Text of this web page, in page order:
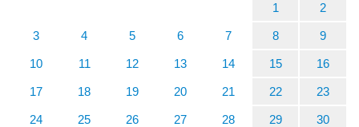
1
2
3 4 5 6 7 8 9
10 11 12 13 14 15 16
17 18 19 20 21 22 23
24 25 26 27 28 29 30